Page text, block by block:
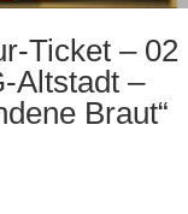
Ticket – 02
Altstadt –
Braut“